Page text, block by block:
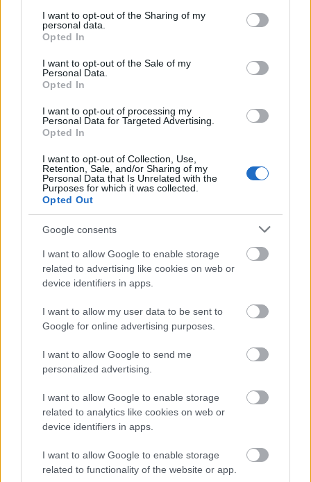
not limited to your visit or usage behaviour. You may click to
grant or deny consent to Google and its third-party tags to
use your data for below specified purposes in below Google
consent section.
I want to opt-out of the Sharing of my
personal data.
Opted In
I want to opt-out of the Sale of my
Personal Data.
Opted In
I want to opt-out of processing my
Personal Data for Targeted Advertising.
Opted In
I want to opt-out of Collection, Use,
Retention, Sale, and/or Sharing of my
Personal Data that Is Unrelated with the
Purposes for which it was collected.
Opted Out
Google consents
I want to allow Google to enable storage
related to advertising like cookies on web or
device identifiers in apps.
I want to allow my user data to be sent to
Google for online advertising purposes.
I want to allow Google to send me
personalized advertising.
I want to allow Google to enable storage
related to analytics like cookies on web or
device identifiers in apps.
I want to allow Google to enable storage
related to functionality of the website or app.
Forrás:MTI
BENETT FŐSZEREPLÉSÉVEL
SZEMBE MERSZ NÉZNI AZZAL, AKIVÉ
VÁLHATTÁL VOLNA?